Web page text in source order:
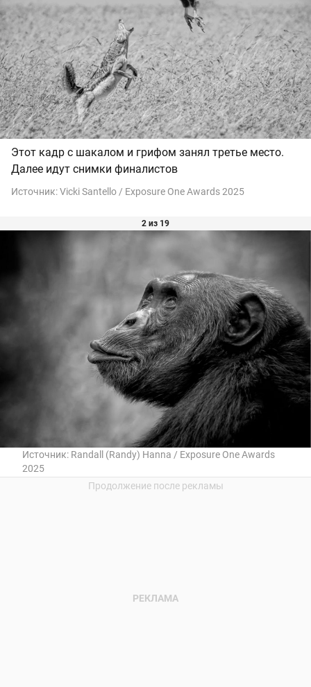
Этот кадр с шакалом и грифом занял третье место.
Далее идут снимки финалистов
Источник:Vicki Santello / Exposure One Awards 2025
2 из 19
Источник: Randall (Randy) Hanna / Exposure One Awards
2025